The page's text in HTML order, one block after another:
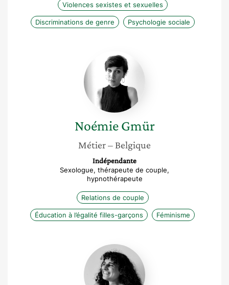
Violences sexistes et sexuelles
Discriminations de genre Psychologie sociale
Noémie
Gmür
Noémie Gmür
Métier– Belgique
Indépendante
Sexologue, thérapeute de couple,
hypnothérapeute
Relations de couple
Éducation à l’égalité filles-garçons Féminisme
Niléane
Dorffer